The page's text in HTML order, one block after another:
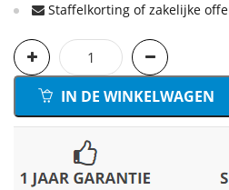
Staffelkorting of zakelijke
IN DE WINKELWAGEN